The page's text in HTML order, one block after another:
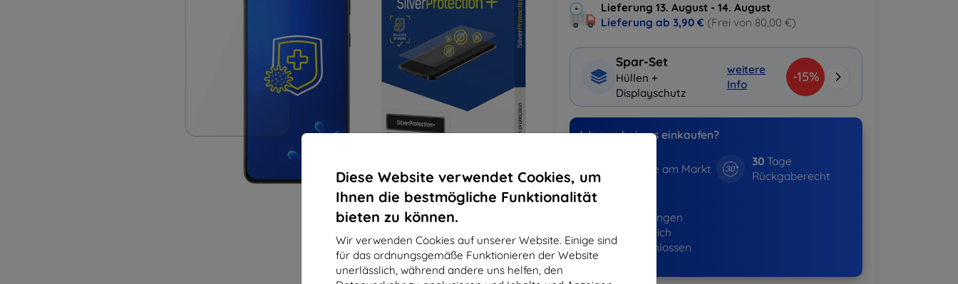
Diese Website verwendet Cookies, um
Ihnen die bestmögliche Funktionalität
bieten zu können.
Wir verwenden Cookies auf unserer Website. Einige sind
für das ordnungsgemäße Funktionieren der Website
unerlässlich, während andere uns helfen, den
Lieferung 13. August - 14. August
Lieferung ab 3,90 € (Frei von 80,00 €)
Spar-Set
Hüllen +
Displayschutz
weitere
Info
-15%
Warum bei uns einkaufen?
Jahre am Markt
30Tage
Rückgaberecht
Bestellungen
erfolgreich
abgeschlossen